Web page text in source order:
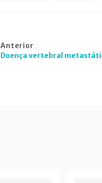
Anterior
Doença vertebral